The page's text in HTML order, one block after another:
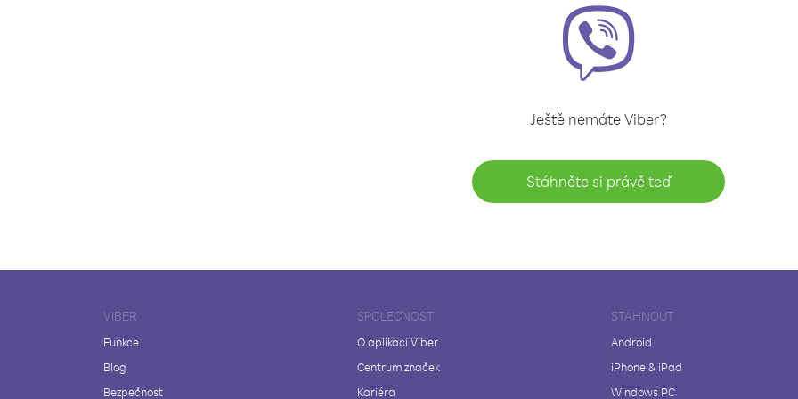
Ještě nemáte Viber?
Stáhněte si právě teď
VIBER
Funkce
Blog
Bezpečnost
SPOLEČNOST
O aplikaci Viber
Centrum značek
Kariéra
STÁHNOUT
Android
iPhone & iPad
Windows PC